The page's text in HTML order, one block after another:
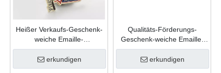
Heißer Verkaufs-Geschenk-
weiche Emaille-
kundenspezifische
Andenken-Mode-Form-Zink-
Legierungs-Karnevals-
erkundigen
Qualitäts-Förderungs-
Geschenk-weiche Emaille-
kundenspezifische
Andenken-Form-Zink-
Legierungs-Karnevals-
erkundigen